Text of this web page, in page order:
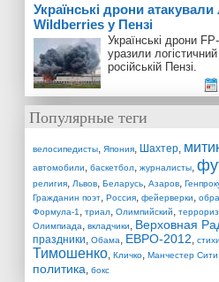
Українські дрони атакували
Wildberries у Пензі
Українські дрони
уразили
російській Пензі.
Популярные теги
велосипедисты, Япония, Шахтер,
автомобили, баскетбол, журналисты,
религия, Львов, Беларусь, Азаров,
Гражданин поэт, Россия, фейерверки,
Формула-1 , триал, Олимпийский,
Олимпиада, вкладчики, Верховная
праздники, Обама, ЕВРО-2012,
Тимошенко, Кличко, Манчестер Сити
политика, бокс